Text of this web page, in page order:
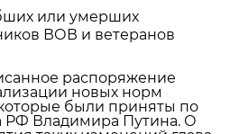
или умерших
ВОВ и ветеранов
распоряжение
новых норм
были приняты по
РФ Владимира Путина. О